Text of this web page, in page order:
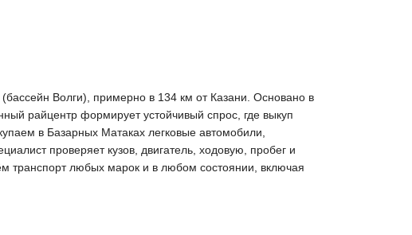
Волги), примерно в 134 км от Казани. Основано в
райцентр формирует устойчивый спрос, где выкуп
в Базарных Матаках легковые автомобили,
проверяет кузов, двигатель, ходовую, пробег и
транспорт любых марок и в любом состоянии, включая